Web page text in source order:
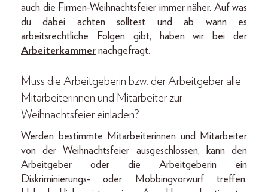
auch die Firmen-Weihnachtsfeier immer näher. Auf was
du dabei achten solltest und ab wann es
arbeitsrechtliche Folgen gibt, haben wir bei der
Arbeiterkammer nachgefragt.
Muss die Arbeitgeberin bzw. der Arbeitgeber alle
Mitarbeiterinnen und Mitarbeiter zur
Weihnachtsfeier einladen?
Werden bestimmte Mitarbeiterinnen und Mitarbeiter
von der Weihnachtsfeier ausgeschlossen, kann den
Arbeitgeber oder die Arbeitgeberin ein
Diskriminierungs- oder Mobbingvorwurf treffen.